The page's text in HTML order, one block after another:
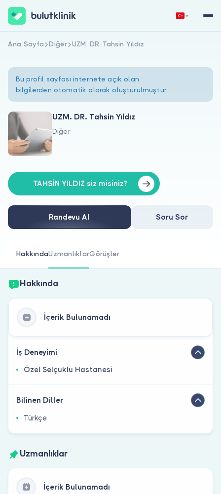
Hakkımızda
Doktorlar için
Doktor musunuz?
Hemen Kaydol
Ana Sayfa Diğer UZM. DR. Tahsin Yıldız
Bu profil sayfası internete açık olan
bilgilerden otomatik olarak oluşturulmuştur.
UZM. DR. Tahsin Yıldız
Diğer
TAHSİN YILDIZ siz misiniz?
Randevu Al Soru Sor
HakkındaUzmanlıklarGörüşler
Hakkında
İçerik Bulunamadı
İş Deneyimi
Özel Selçuklu Hastanesi
Bilinen Diller
Türkçe
Uzmanlıklar
İçerik Bulunamadı